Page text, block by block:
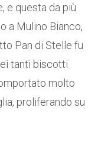
e questa da più
a Mulino Bianco,
Pan di Stelle fu
tanti biscotti
molto
proliferando su